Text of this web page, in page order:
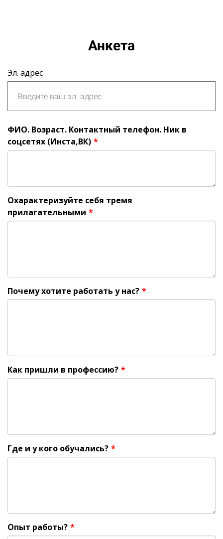
Анкета
Эл. адрес
ФИО. Возраст. Контактный телефон. Ник в
соцсетях (Инста,ВК) *
Охарактеризуйте себя тремя
прилагательными *
Почему хотите работать у нас? *
Как пришли в профессию? *
Где и у кого обучались? *
Опыт работы? *